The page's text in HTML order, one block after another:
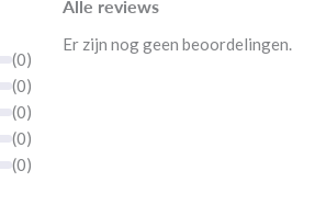
(0)
(0)
(0)
(0)
(0)
Alle reviews
Er zijn nog geen beoordelingen.